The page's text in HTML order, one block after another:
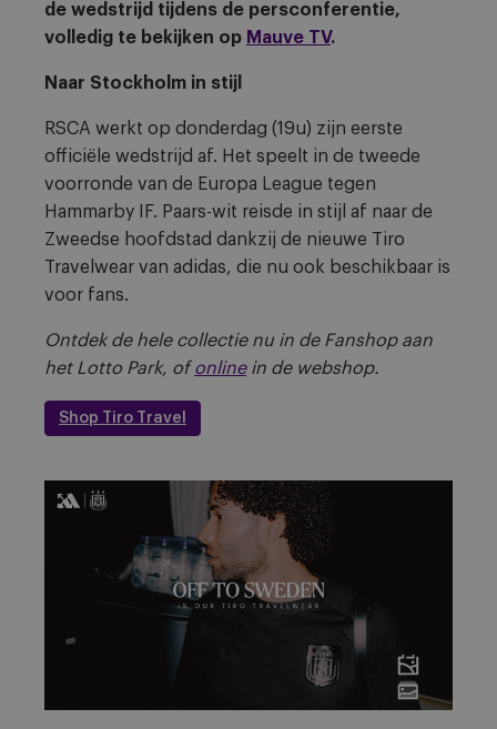
de wedstrijd tijdens de persconferentie,
volledig te bekijken op Mauve TV.
Naar Stockholm in stijl
RSCA werkt op donderdag (19u) zijn eerste
officiële wedstrijd af. Het speelt in de tweede
voorronde van de Europa League tegen
Hammarby IF. Paars-wit reisde in stijl af naar de
Zweedse hoofdstad dankzij de nieuwe Tiro
Travelwear van adidas, die nu ook beschikbaar is
voor fans.
Ontdek de hele collectie nu in de Fanshop aan
het Lotto Park, of onlinein de webshop.
Shop Tiro Travel